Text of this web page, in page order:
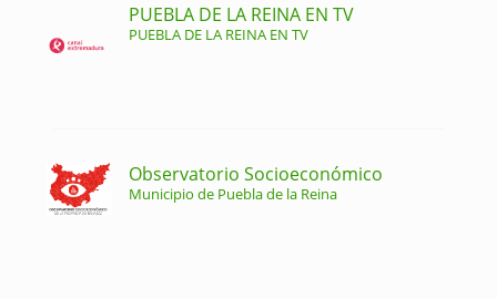
PUEBLA DE LA REINA EN TV
PUEBLA DE LA REINA EN TV
Observatorio Socioeconómico
Municipio de Puebla de la Reina